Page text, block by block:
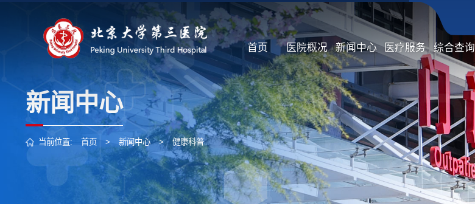
首页 医院概况 新闻中心 医疗服务 综合查询
新闻中心
当前位置: 首页 > 新闻中心 > 健康科普